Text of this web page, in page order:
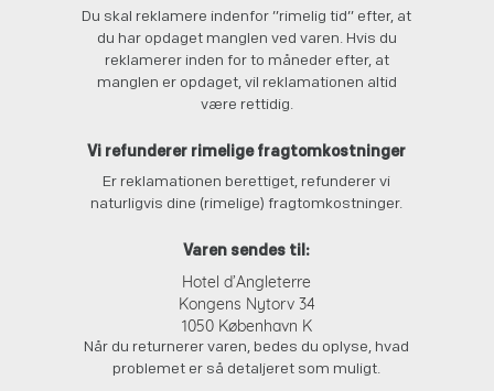
Du skal reklamere indenfor ”rimelig tid” efter, at
du har opdaget manglen ved varen. Hvis du
reklamerer inden for to måneder efter, at
manglen er opdaget, vil reklamationen altid
være rettidig.
Vi refunderer rimelige fragtomkostninger
Er reklamationen berettiget, refunderer vi
naturligvis dine (rimelige) fragtomkostninger.
Varen sendes til:
Hotel d’Angleterre
Kongens Nytorv 34
1050 København K
Når du returnerer varen, bedes du oplyse, hvad
problemet er så detaljeret som muligt.